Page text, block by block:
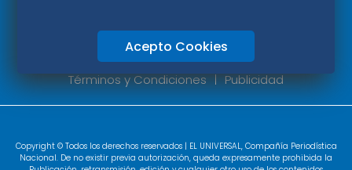
Oaxaca
Aviso de privacidad
Directorio
Términos y Condiciones
Publicidad
Copyright © Todos los derechos reservados | EL UNIVERSAL, Compañía Periodística
Nacional. De no existir previa autorización, queda expresamente prohibida la
Acepto Cookies